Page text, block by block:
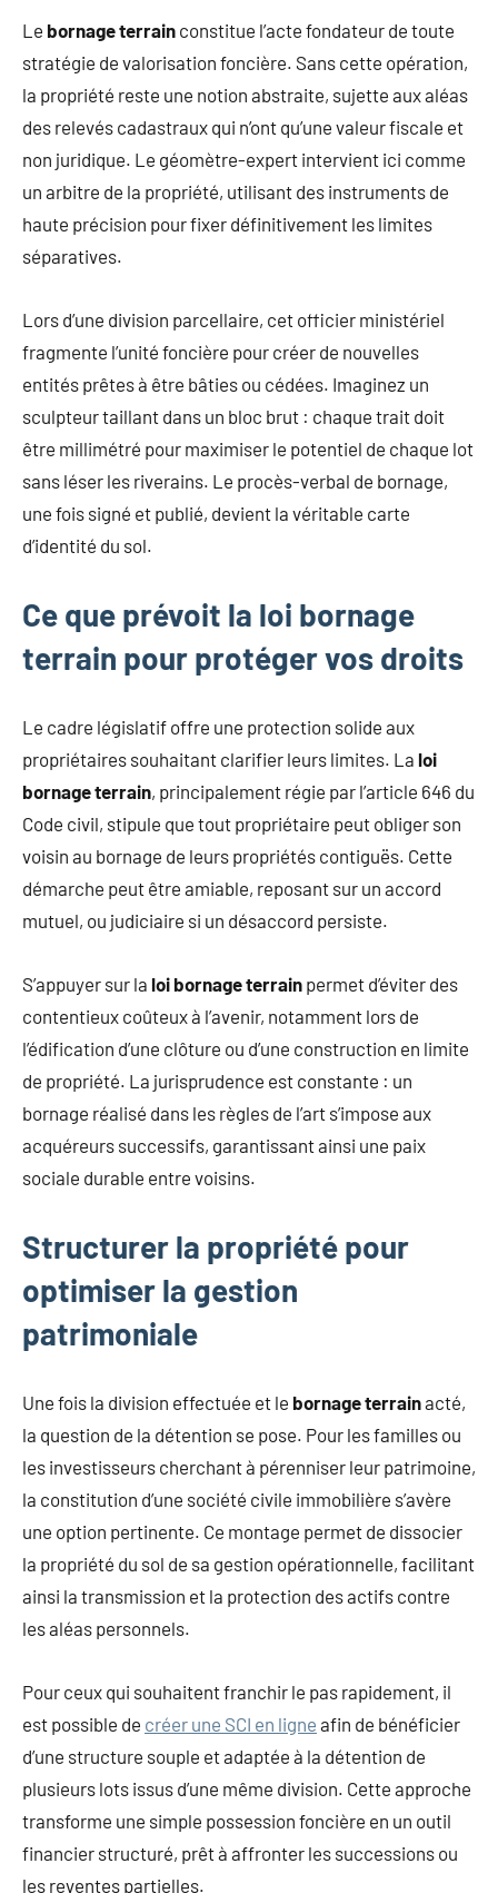
Le bornage terrain constitue l’acte fondateur de toute
stratégie de valorisation foncière. Sans cette opération,
la propriété reste une notion abstraite, sujette aux aléas
des relevés cadastraux qui n’ont qu’une valeur fiscale et
non juridique. Le géomètre-expert intervient ici comme
un arbitre de la propriété, utilisant des instruments de
haute précision pour fixer définitivement les limites
séparatives.
Lors d’une division parcellaire, cet officier ministériel
fragmente l’unité foncière pour créer de nouvelles
entités prêtes à être bâties ou cédées. Imaginez un
sculpteur taillant dans un bloc brut : chaque trait doit
être millimétré pour maximiser le potentiel de chaque lot
sans léser les riverains. Le procès-verbal de bornage,
une fois signé et publié, devient la véritable carte
d’identité du sol.
Ce que prévoit la loi bornage
terrain pour protéger vos droits
Le cadre législatif offre une protection solide aux
propriétaires souhaitant clarifier leurs limites. La loi
bornage terrain, principalement régie par l’article 646 du
Code civil, stipule que tout propriétaire peut obliger son
voisin au bornage de leurs propriétés contiguës. Cette
démarche peut être amiable, reposant sur un accord
mutuel, ou judiciaire si un désaccord persiste.
S’appuyer sur la loi bornage terrain permet d’éviter des
contentieux coûteux à l’avenir, notamment lors de
l’édification d’une clôture ou d’une construction en limite
de propriété. La jurisprudence est constante : un
bornage réalisé dans les règles de l’art s’impose aux
acquéreurs successifs, garantissant ainsi une paix
sociale durable entre voisins.
Structurer la propriété pour
optimiser la gestion
patrimoniale
Une fois la division effectuée et le bornage terrainacté,
la question de la détention se pose. Pour les familles ou
les investisseurs cherchant à pérenniser leur patrimoine,
la constitution d’une société civile immobilière s’avère
une option pertinente. Ce montage permet de dissocier
la propriété du sol de sa gestion opérationnelle, facilitant
ainsi la transmission et la protection des actifs contre
les aléas personnels.
Pour ceux qui souhaitent franchir le pas rapidement, il
est possible de créer une SCI en ligne afin de bénéficier
d’une structure souple et adaptée à la détention de
plusieurs lots issus d’une même division. Cette approche
transforme une simple possession foncière en un outil
financier structuré, prêt à affronter les successions ou
les reventes partielles.